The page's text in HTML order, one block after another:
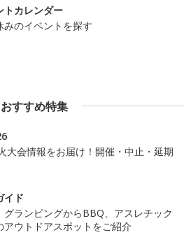
トカレンダー
みのイベントを探す
おすすめ特集
大会情報をお届け！開催・中止・延期
イド
グランピングからBBQ、アスレチック
アウトドアスポットをご紹介